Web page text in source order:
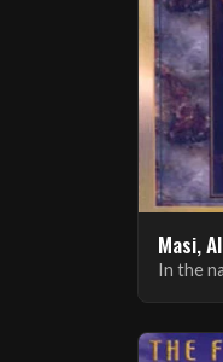
Masi,
In the